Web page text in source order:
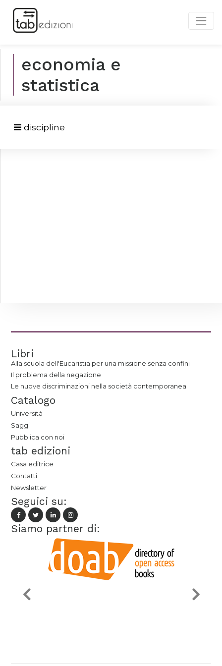
economia e
statistica
discipline
Libri
Alla scuola dell'Eucaristia per una missione senza confini
Il problema della negazione
Le nuove discriminazioni nella società contemporanea
Catalogo
Università
Saggi
Pubblica con noi
tab edizioni
Casa editrice
Contatti
Newsletter
Seguici su:
Siamo partner di: